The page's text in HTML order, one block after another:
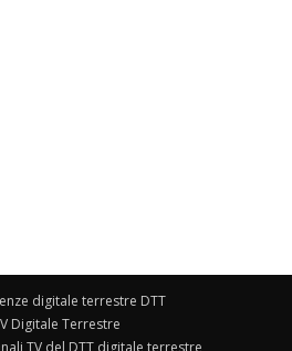
digitale terrestre DTT
Digitale Terrestre
TV del DTT digitale terrestre